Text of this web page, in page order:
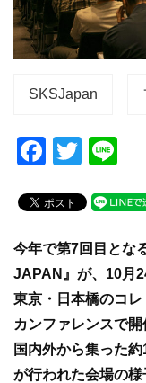
SKSJapan
F
c
e
b
o
o
k
T
tt
er
e
今年で第7回目とな
JAPAN』が、10月
東京・日本橋のコ
カンファレンスで
国内外から集った
が行われた会場の様